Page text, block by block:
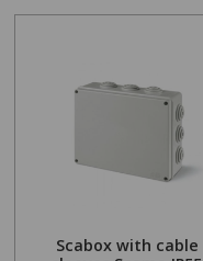
Scabox with cable